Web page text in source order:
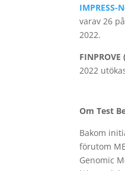
IMPRESS-
varav 26
2022.
2022
Om Test
Bakom
förutom
Genomic